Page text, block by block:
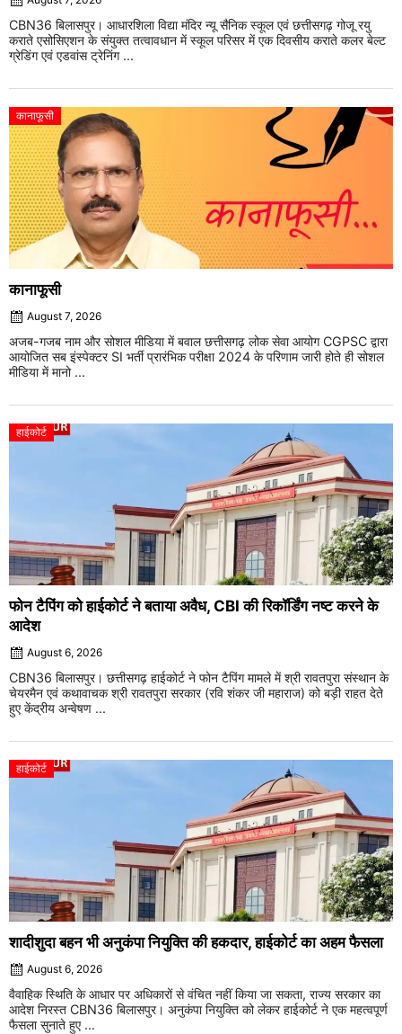
CBN36 बिलासपुर। आधारशिला विद्या मंदिर न्यू सैनिक स्कूल एवं छत्तीसगढ़ गोजू रयु
कराते एसोसिएशन के संयुक्त तत्वावधान में स्कूल परिसर में एक दिवसीय कराते कलर बेल्ट
ग्रेडिंग एवं एडवांस ट्रेनिंग ...
कानाफूसी
कानाफूसी
August 7, 2026
अजब-गजब नाम और सोशल मीडिया में बवाल छत्तीसगढ़ लोक सेवा आयोग CGPSC द्वारा
आयोजित सब इंस्पेक्टर SI भर्ती प्रारंभिक परीक्षा 2024 के परिणाम जारी होते ही सोशल
मीडिया में मानो ...
हाईकोर्ट
फोन टैपिंग को हाईकोर्ट ने बताया अवैध, CBI की रिकॉर्डिंग नष्ट करने के
आदेश
August 6, 2026
CBN36 बिलासपुर। छत्तीसगढ़ हाईकोर्ट ने फोन टैपिंग मामले में श्री रावतपुरा संस्थान के
चेयरमैन एवं कथावाचक श्री रावतपुरा सरकार (रवि शंकर जी महाराज) को बड़ी राहत देते
हुए केंद्रीय अन्वेषण ...
हाईकोर्ट
शादीशुदा बहन भी अनुकंपा नियुक्ति की हकदार, हाईकोर्ट का अहम फैसला
August 6, 2026
वैवाहिक स्थिति के आधार पर अधिकारों से वंचित नहीं किया जा सकता, राज्य सरकार का
आदेश निरस्त CBN36 बिलासपुर। अनुकंपा नियुक्ति को लेकर हाईकोर्ट ने एक महत्वपूर्ण
फैसला सुनाते हुए ...